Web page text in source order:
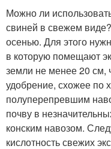
Можно ли
свиней в свежем
осенью. Для этого
в которую помещают
земли не менее 20 см,
удобрение, схожее по
полуперепревшим
почву в
конским навозом.
кислотность свежих